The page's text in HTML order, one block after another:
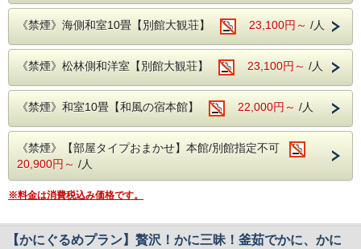
湯」をご利用頂けます。
※露天風呂のご利用時間は5：30〜24：00となっておりま
す。
成分・・・ナトリウムカルシウム塩化物泉
適応症・・・神経痛、慢性消化器病、筋肉痛、冷え性、五十
肩など
・チェックイン15:00〜18:00 チェックアウト10:00
・入湯税150円別途かかります。
・同グループ同プランでお申し込み下さい。
別プランでご予約の際には、お食事のお席が別々になりま
《禁煙》海側和室10畳【別館大観荘】 23,100円～ /人
《禁煙》松林側和洋室【別館大観荘】 23,100円～ /人
《禁煙》和室10畳【和風の宿本館】 22,000円～ /人
《禁煙》【部屋タイプおまかせ】本館/別館指定不可
20,900円～ /人
※料金は消費税込み価格です。
【かにぐるめプラン】贅沢！かに三昧！釜茹でかに、かに